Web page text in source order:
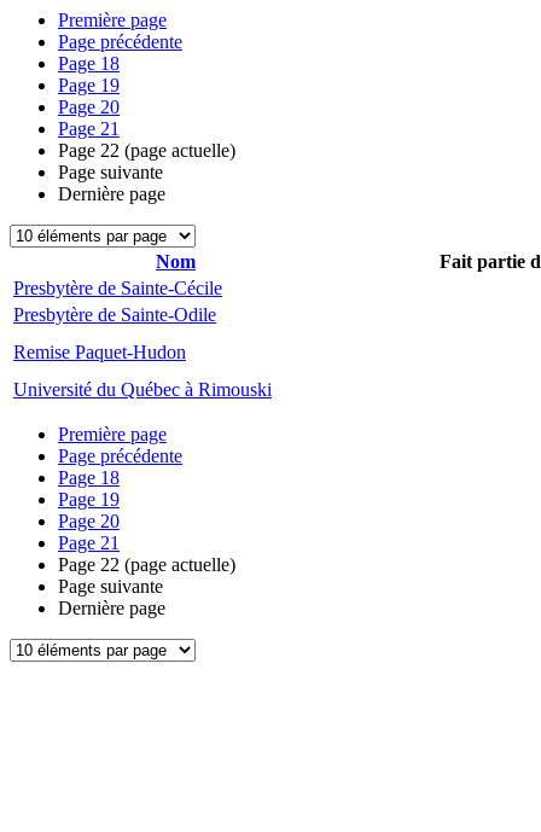
Première page
Page précédente
Page 18
Page 19
Page 20
Page 21
Page 22 (page actuelle)
Page suivante
Dernière page
Nom
Fait partie
Presbytère de Sainte-Cécile
Presbytère de Sainte-Odile
Remise Paquet-Hudon
Université du Québec à Rimouski
Première page
Page précédente
Page 18
Page 19
Page 20
Page 21
Page 22 (page actuelle)
Page suivante
Dernière page